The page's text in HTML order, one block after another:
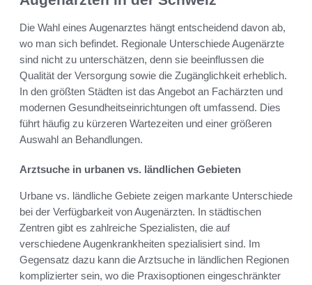
Die Wahl eines Augenarztes hängt entscheidend davon ab,
wo man sich befindet. Regionale Unterschiede Augenärzte
sind nicht zu unterschätzen, denn sie beeinflussen die
Qualität der Versorgung sowie die Zugänglichkeit erheblich.
In den größten Städten ist das Angebot an Fachärzten und
modernen Gesundheitseinrichtungen oft umfassend. Dies
führt häufig zu kürzeren Wartezeiten und einer größeren
Auswahl an Behandlungen.
Arztsuche in urbanen vs. ländlichen Gebieten
Urbane vs. ländliche Gebiete zeigen markante Unterschiede
bei der Verfügbarkeit von Augenärzten. In städtischen
Zentren gibt es zahlreiche Spezialisten, die auf
verschiedene Augenkrankheiten spezialisiert sind. Im
Gegensatz dazu kann die Arztsuche in ländlichen Regionen
komplizierter sein, wo die Praxisoptionen eingeschränkter